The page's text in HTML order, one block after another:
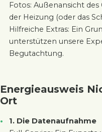
Fotos: Außenansicht des
der Heizung (oder das
Hilfreiche Extras: Ein
unterstützen unsere
Begutachtung.
Energieausweis
Ort
1. Die Datenaufnahme